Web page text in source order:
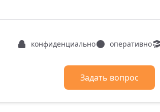
конфиденциально оперативно
Задать вопрос